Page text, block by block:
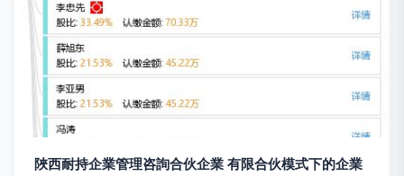
陜西耐持企業管理咨詢合伙企業 有限合伙模式下的企業